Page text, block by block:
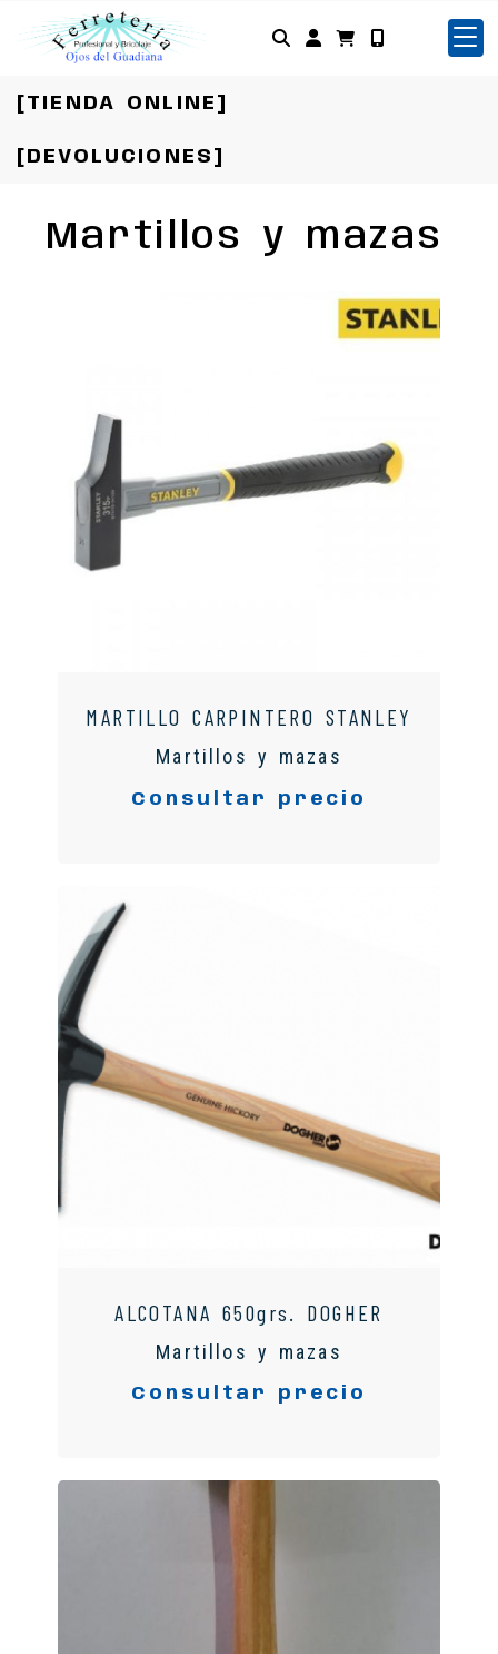
Identifícate
[TIENDA ONLINE]
[DEVOLUCIONES]
Martillos y mazas
MARTILLO CARPINTERO STANLEY
Martillos y mazas
Consultar precio
ALCOTANA 650grs. DOGHER
Martillos y mazas
Consultar precio